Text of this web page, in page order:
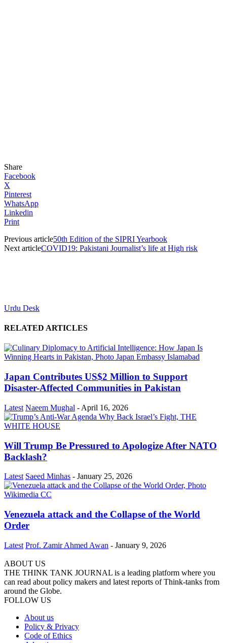
Share
Facebook
X
Pinterest
WhatsApp
Linkedin
Print
Previous article50th Edition of the SIPRI Yearbook
Next articleCOVID19: Pakistani Journalist’s life at High risk
Urdu Desk
RELATED ARTICLES
Japan Contributes US$2 Million to Support
Disaster-Affected Communities in Pakistan
Latest Naeem Mughal - April 16, 2026
Will Trump Be Pressured to Apologize After NATO
Backlash?
Latest Saeed Minhas - January 25, 2026
Venezuela attack and the Collapse of the World
Order
Latest Prof. Zamir Ahmed Awan - January 9, 2026
ABOUT US
THE THINK TANK JOURNAL is a leading platform where you
can read about policy makers and latest reports of Think-tanks from
around the Globe.
FOLLOW US
About us
Policy & Privacy
Code of Ethics